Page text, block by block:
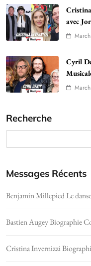
avec
Cyril
Recherche
Messages Récents
Benjamin Millepied Le
Bastien Augey Biographie
Cristina Invernizzi